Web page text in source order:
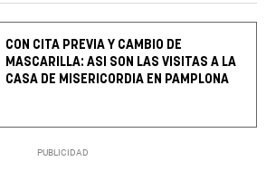
CON CITA PREVIA Y CAMBIO DE
MASCARILLA: ASI SON LAS VISITAS A LA
CASA DE MISERICORDIA EN PAMPLONA